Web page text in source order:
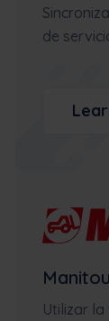
de
Manitou
Utilizar